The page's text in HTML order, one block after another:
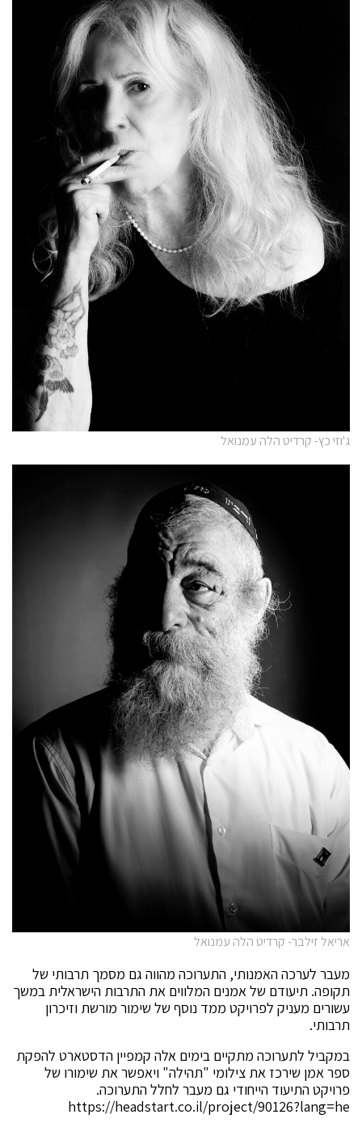
ג'וזי כץ- קרדיט הלה עמנואל
אריאל זילבר- קרדיט הלה עמנואל
מעבר לערכה האמנותי, התערוכה מהווה גם מסמך תרבותי של
תקופה. תיעודם של אמנים המלווים את התרבות הישראלית במשך
עשורים מעניק לפרויקט ממד נוסף של שימור מורשת וזיכרון
תרבותי.
במקביל לתערוכה מתקיים בימים אלה קמפיין הדסטארט להפקת
ספר אמן שירכז את צילומי "תהילה" ויאפשר את שימורו של
פרויקט התיעוד הייחודי גם מעבר לחלל התערוכה.
https://headstart.co.il/project/90126?lang=he